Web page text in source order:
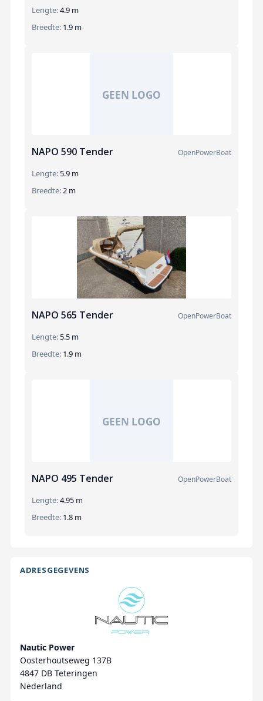
Lengte:4.9 m
Breedte:1.9 m
NAPO 590 Tender OpenPowerBoat
Lengte:5.9 m
Breedte:2 m
NAPO 565 Tender OpenPowerBoat
Lengte:5.5 m
Breedte:1.9 m
NAPO 495 Tender OpenPowerBoat
Lengte:4.95 m
Breedte:1.8 m
ADRESGEGEVENS
Nautic Power
Oosterhoutseweg 137B
4847 DB Teteringen
Nederland